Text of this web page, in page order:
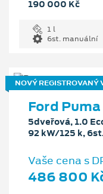
190 000 Kč
1 l
6st. manuální
NOVÝ REGISTROVANÝ
Ford
5dveřová, 1.0
92 kW/125 k,
Vaše cena s
486 800